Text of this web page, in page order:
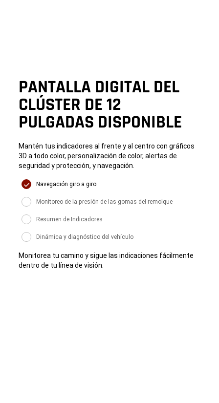
PANTALLA DIGITAL DEL
CLÚSTER DE 12
PULGADAS DISPONIBLE
Mantén tus indicadores al frente y al centro con gráficos
3D a todo color, personalización de color, alertas de
seguridad y protección, y navegación.
Navegación giro a giro
Monitoreo de la presión de las gomas del remolque
Resumen de Indicadores
Dinámica y diagnóstico del vehículo
Monitorea tu camino y sigue las indicaciones fácilmente
dentro de tu línea de visión.